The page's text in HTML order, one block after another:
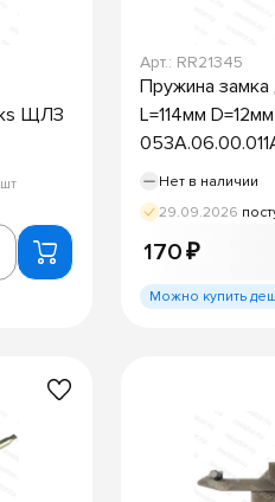
ЩЛЗ
Арт.: RR21345
Пружина
L=114мм
Нет в наличии
29.09.2026
170 ₽
Можно купить